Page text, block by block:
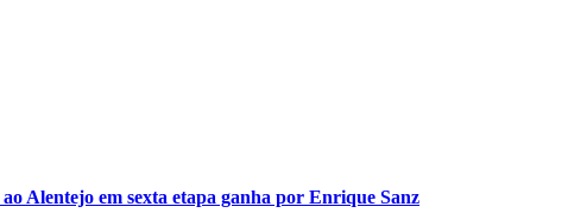
Alentejo em sexta etapa ganha por Enrique Sanz